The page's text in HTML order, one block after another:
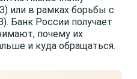
или в рамках борьбы с
Банк России получает
почему их
и куда обращаться.